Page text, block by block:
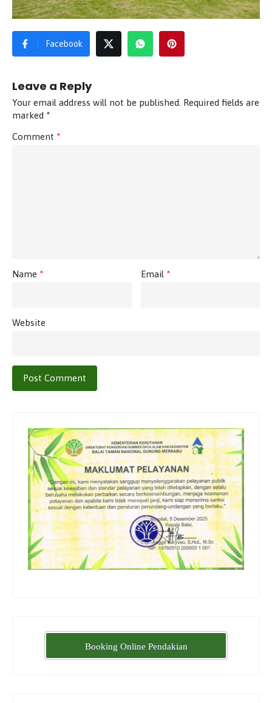
Facebook
Leave a Reply
Your email address will not be published. Required fields are
marked *
Comment *
Name * Email *
Website
Booking Online Pendakian